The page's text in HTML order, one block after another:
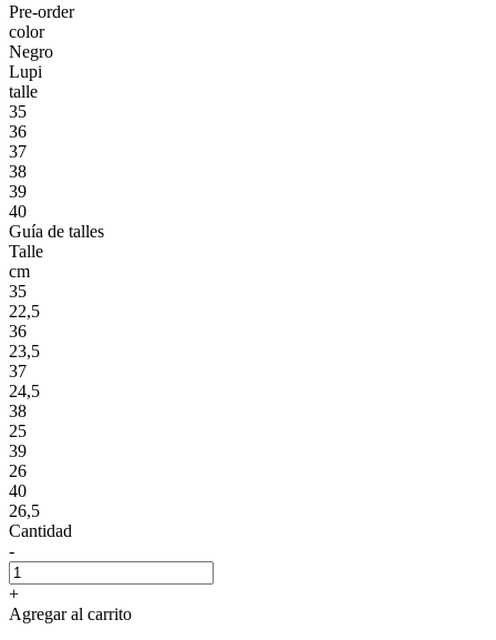
Pre-order
color
Negro
Lupi
talle
35
36
37
38
39
40
Guía de talles
Talle
cm
35
22,5
36
23,5
37
24,5
38
25
39
26
40
26,5
Cantidad
-
+
Agregar al carrito